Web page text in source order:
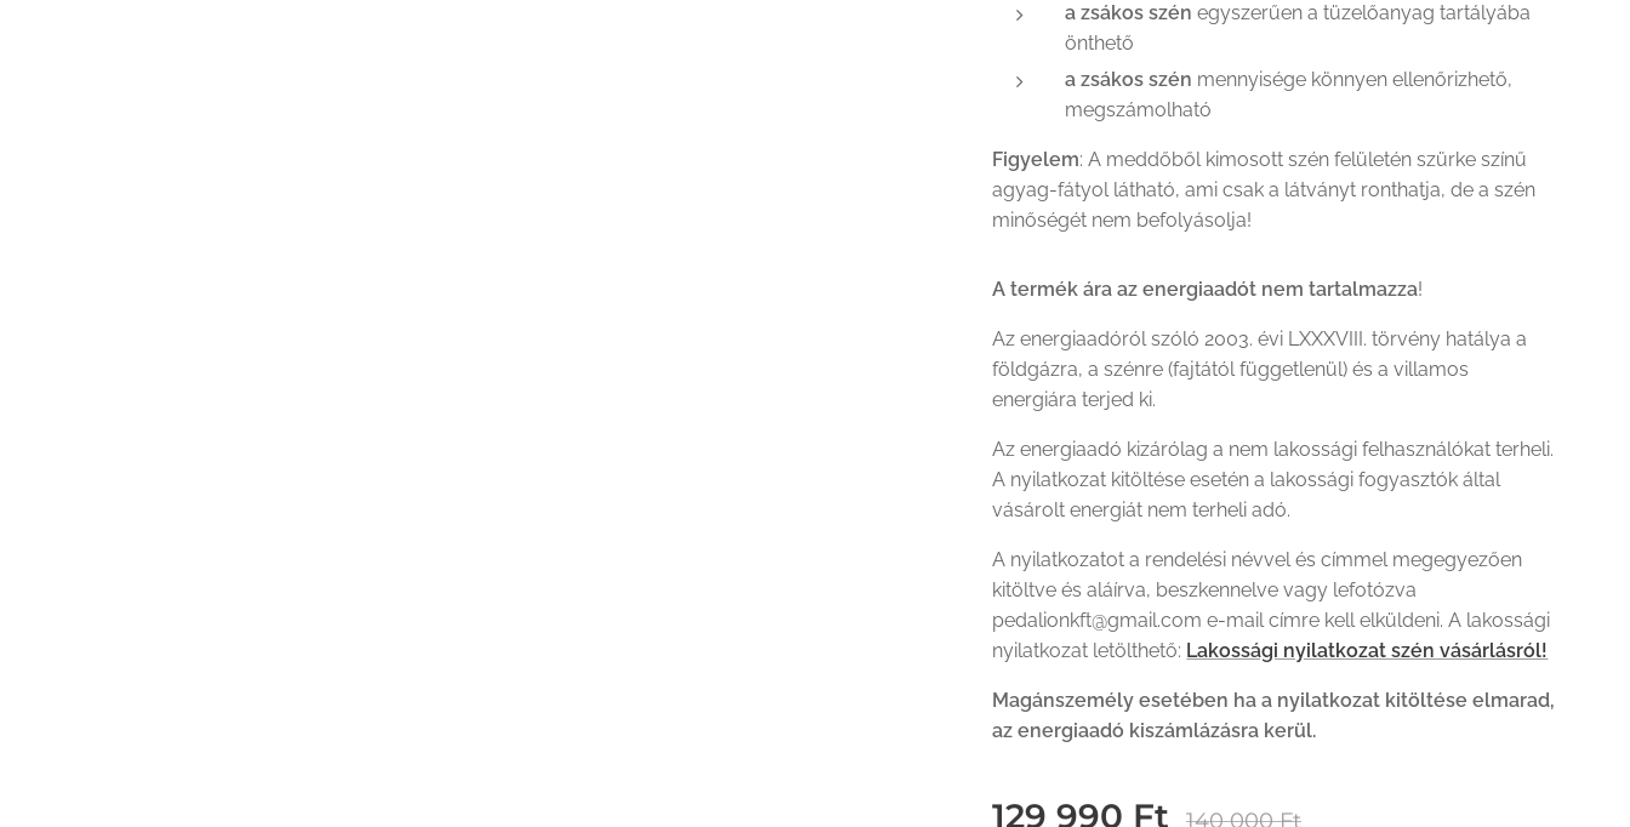
a zsákos szénegyszerűen a tüzelőanyag tartályába
önthető
a zsákos szén mennyisége könnyen ellenőrizhető,
megszámolható
Figyelem: A meddőből kimosott szén felületén szürke színű
agyag-fátyol látható, ami csak a látványt ronthatja, de a szén
minőségét nem befolyásolja!
A termék ára az energiaadót nem tartalmazza!
Az energiaadóról szóló 2003. évi LXXXVIII. törvény hatálya a
földgázra, a szénre (fajtától függetlenül) és a villamos
energiára terjed ki.
Az energiaadó kizárólag a nem lakossági felhasználókat terheli.
A nyilatkozat kitöltése esetén a lakossági fogyasztók által
vásárolt energiát nem terheli adó.
A nyilatkozatot a rendelési névvel és címmel megegyezően
kitöltve és aláírva, beszkennelve vagy lefotózva
pedalionkft@gmail.com e-mail címre kell elküldeni. A lakossági
nyilatkozat letölthető: Lakossági nyilatkozat szén vásárlásról!
Magánszemély esetében ha a nyilatkozat kitöltése elmarad,
az energiaadó kiszámlázásra kerül.
129 990 Ft 140 000Ft